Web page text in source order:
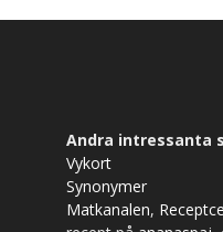
Andra intressanta
Vykort
Synonymer
Matkanalen,